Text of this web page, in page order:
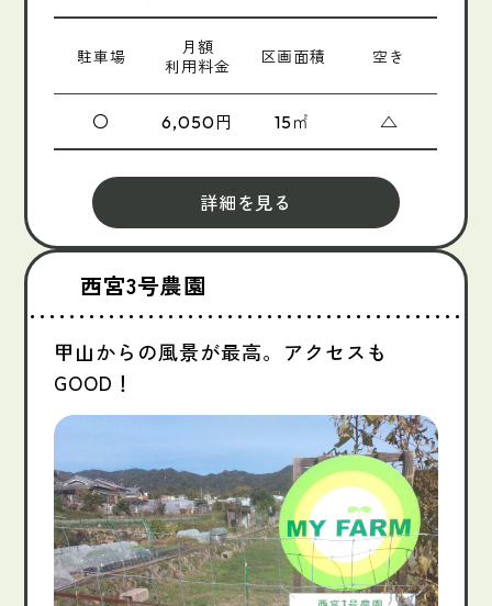
駐車場
月額
利用料金
区画面積 空き
〇 6,050円 15㎡ △
詳細を見る
西宮3号農園
甲山からの風景が最高。アクセスも
GOOD！